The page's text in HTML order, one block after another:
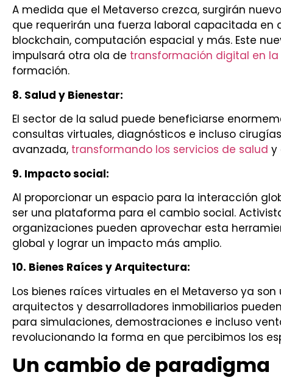
A medida que el Metaverso crezca, surgirán
que requerirán una fuerza laboral capacitada en
blockchain, computación espacial y más. Este
impulsará otra ola de transformación digital en
formación.
8. Salud y Bienestar:
El sector de la salud puede beneficiarse
consultas virtuales, diagnósticos e incluso
avanzada, transformando los servicios de salud y
9. Impacto social:
Al proporcionar un espacio para la interacción
ser una plataforma para el cambio social.
organizaciones pueden aprovechar esta
global y lograr un impacto más amplio.
10. Bienes Raíces y Arquitectura:
Los bienes raíces virtuales en el Metaverso ya
arquitectos y desarrolladores inmobiliarios
para simulaciones, demostraciones e incluso
revolucionando la forma en que percibimos los
Un cambio de paradigma